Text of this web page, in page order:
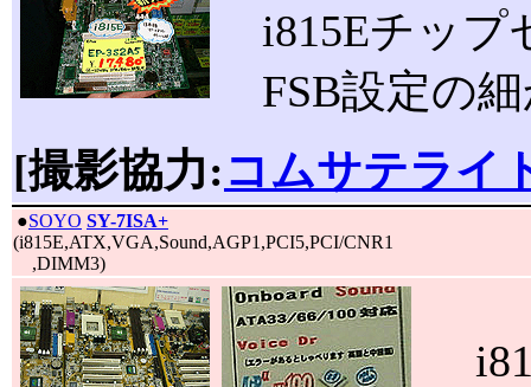
i815Eチップ
FSB設定の細
[撮影協力:コムサテライ
●SOYO SY-7ISA+
(i815E,ATX,VGA,Sound,AGP1,PCI5,PCI/CNR1
,DIMM3)